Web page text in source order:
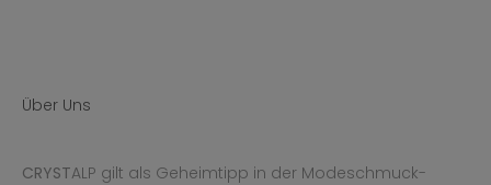
Über Uns
CRYSTALP gilt als Geheimtipp in der Modeschmuck-